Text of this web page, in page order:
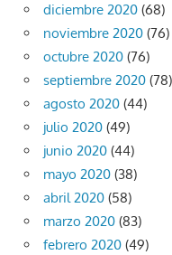
diciembre 2020 (68)
noviembre 2020 (76)
octubre 2020 (76)
septiembre 2020 (78)
agosto 2020 (44)
julio 2020 (49)
junio 2020 (44)
mayo 2020 (38)
abril 2020 (58)
marzo 2020 (83)
febrero 2020 (49)